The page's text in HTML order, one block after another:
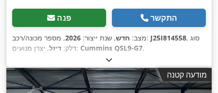
פנה התקשר
מצב: חדש, שנת ייצור: 2026 , מספר מכונה/רכב: J25I814558, סוג
דלק: דיזל , יצרן מנועים: Cummins QSL9-G7,
מודעה קטנה